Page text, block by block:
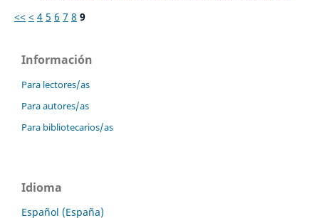
<< < 4 5 6 7 8 9
Información
Para lectores/as
Para autores/as
Para bibliotecarios/as
Idioma
Español (España)